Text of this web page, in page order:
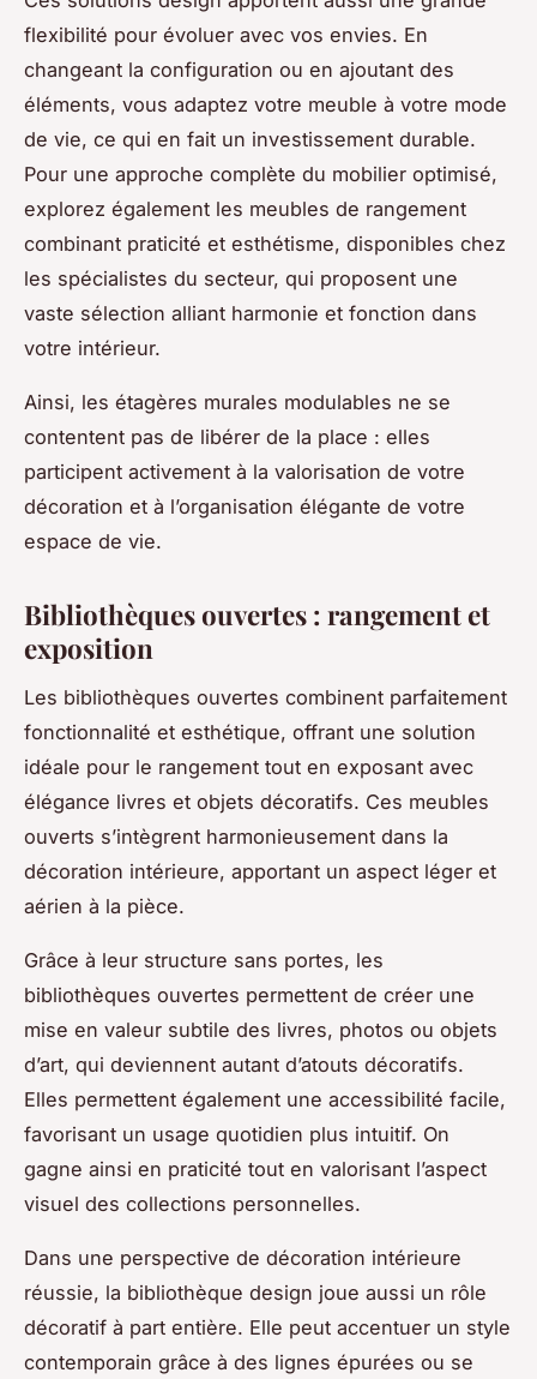
flexibilité pour évoluer avec vos envies. En
changeant la configuration ou en ajoutant des
éléments, vous adaptez votre meuble à votre mode
de vie, ce qui en fait un investissement durable.
Pour une approche complète du mobilier optimisé,
explorez également les meubles de rangement
combinant praticité et esthétisme, disponibles chez
les spécialistes du secteur, qui proposent une
vaste sélection alliant harmonie et fonction dans
votre intérieur.
Ainsi, les étagères murales modulables ne se
contentent pas de libérer de la place : elles
participent activement à la valorisation de votre
décoration et à l’organisation élégante de votre
espace de vie.
Bibliothèques ouvertes : rangement et
exposition
Les bibliothèques ouvertes combinent parfaitement
fonctionnalité et esthétique, offrant une solution
idéale pour le rangement tout en exposant avec
élégance livres et objets décoratifs. Ces meubles
ouverts s’intègrent harmonieusement dans la
décoration intérieure, apportant un aspect léger et
aérien à la pièce.
Grâce à leur structure sans portes, les
bibliothèques ouvertes permettent de créer une
mise en valeur subtile des livres, photos ou objets
d’art, qui deviennent autant d’atouts décoratifs.
Elles permettent également une accessibilité facile,
favorisant un usage quotidien plus intuitif. On
gagne ainsi en praticité tout en valorisant l’aspect
visuel des collections personnelles.
Dans une perspective de décoration intérieure
réussie, la bibliothèque design joue aussi un rôle
décoratif à part entière. Elle peut accentuer un style
contemporain grâce à des lignes épurées ou se